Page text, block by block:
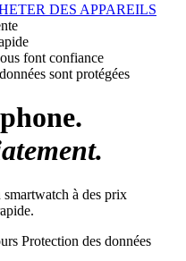
DES APPAREILS
font confiance
sont protégées
à des prix
Protection des données